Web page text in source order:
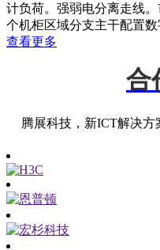
计负荷。强弱电分离走线
个机柜区域分支主干配置
查看更多
合
腾展科技，新ICT解决方